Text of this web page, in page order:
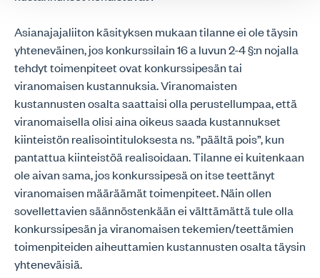
Asianajajaliiton käsityksen mukaan tilanne ei ole täysin
yhteneväinen, jos konkurssilain 16 a luvun 2-4 §:n nojalla
tehdyt toimenpiteet ovat konkurssipesän tai
viranomaisen kustannuksia. Viranomaisten
kustannusten osalta saattaisi olla perustellumpaa, että
viranomaisella olisi aina oikeus saada kustannukset
kiinteistön realisointituloksesta ns. ”päältä pois”, kun
pantattua kiinteistöä realisoidaan. Tilanne ei kuitenkaan
ole aivan sama, jos konkurssipesä on itse teettänyt
viranomaisen määräämät toimenpiteet. Näin ollen
sovellettavien säännöstenkään ei välttämättä tule olla
konkurssipesän ja viranomaisen tekemien/teettämien
toimenpiteiden aiheuttamien kustannusten osalta täysin
yhteneväisiä.